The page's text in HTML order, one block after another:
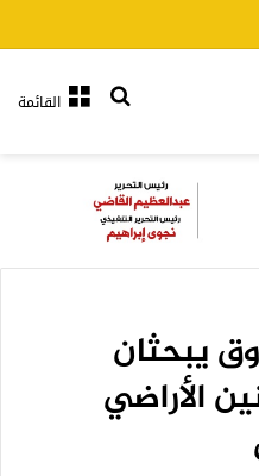
القائمةبحث عن
يبحثان
الأراضي